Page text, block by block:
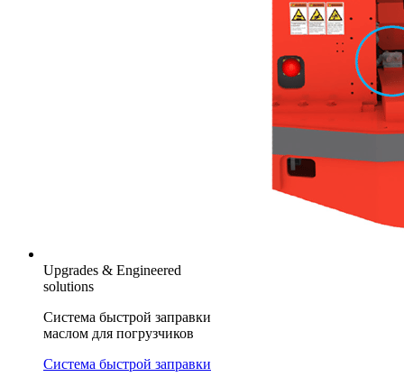
Upgrades & Engineered
solutions
Система быстрой заправки
маслом для погрузчиков
Система быстрой заправки